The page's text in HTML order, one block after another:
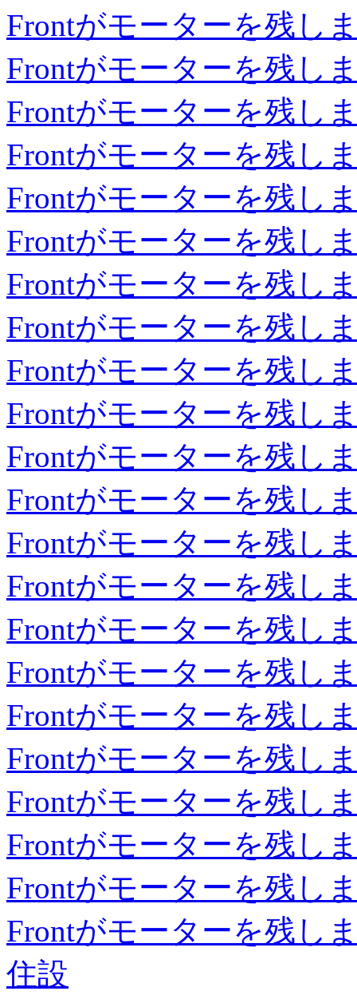
Frontがモーターを残し
Frontがモーターを残し
Frontがモーターを残し
Frontがモーターを残し
Frontがモーターを残し
Frontがモーターを残し
Frontがモーターを残し
Frontがモーターを残し
Frontがモーターを残し
Frontがモーターを残し
Frontがモーターを残し
Frontがモーターを残し
Frontがモーターを残し
Frontがモーターを残し
Frontがモーターを残し
Frontがモーターを残し
Frontがモーターを残し
Frontがモーターを残し
Frontがモーターを残し
Frontがモーターを残し
Frontがモーターを残し
Frontがモーターを残し
住設